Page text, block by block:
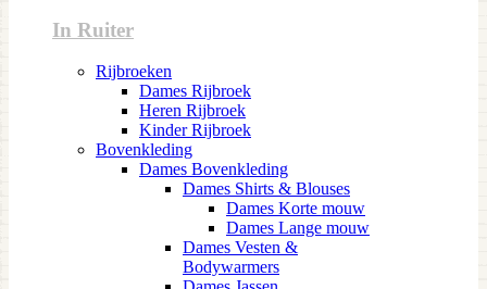
In Ruiter
Rijbroeken
Dames Rijbroek
Heren Rijbroek
Kinder Rijbroek
Bovenkleding
Dames Bovenkleding
Dames Shirts & Blouses
Dames Korte mouw
Dames Lange mouw
Dames Vesten &
Bodywarmers